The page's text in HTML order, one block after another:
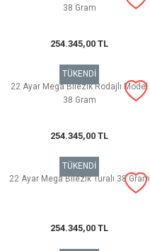
38 Gram
254.345,00 TL
TÜKENDİ
22 Ayar Mega Bilezik Rodajlı Model
38 Gram
254.345,00 TL
TÜKENDİ
22 Ayar Mega Bilezik Turalı 38 Gram
254.345,00 TL